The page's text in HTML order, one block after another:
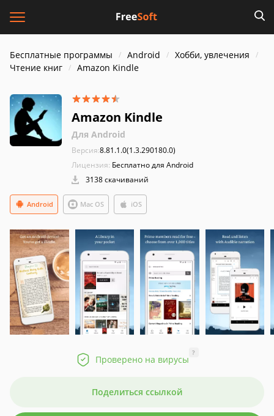
Бесплатные программы Android
Хобби, увлечения
Чтение книг
Amazon Kindle
Amazon Kindle
Для Android
Версия:8.81.1.0(1.3.290180.0)
Лицензия: Бесплатно для Android
3138 скачиваний
Mac OS
Android iOS
Проверено на вирусы
?
Поделиться ссылкой